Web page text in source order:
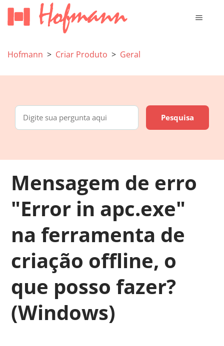
Hofmann Criar Produto Geral
Mensagem de erro
"Error in apc.exe"
na ferramenta de
criação offline, o
que posso fazer?
(Windows)